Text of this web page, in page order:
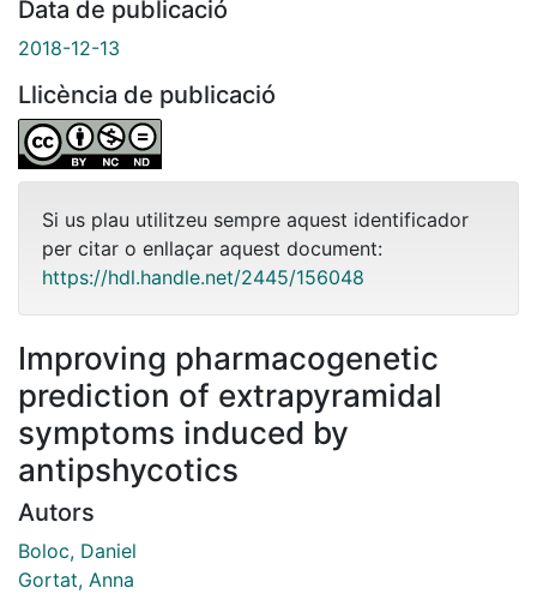
Data de publicació
2018-12-13
Llicència de publicació
Si us plau utilitzeu sempre aquest identificador
per citar o enllaçar aquest document:
https://hdl.handle.net/2445/156048
Improving pharmacogenetic
prediction of extrapyramidal
symptoms induced by
antipshycotics
Autors
Boloc, Daniel
Gortat, Anna